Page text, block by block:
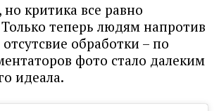
критика все равно
теперь людям напротив
обработки – по
фото стало далеким
идеала.